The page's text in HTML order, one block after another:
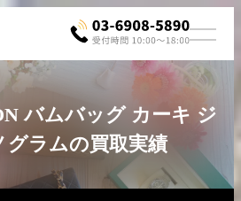
バムバッグ カーキ ジ
グラムの買取実績